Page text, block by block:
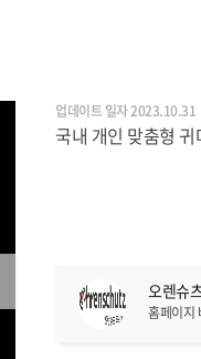
업데이트 일자 2023.10.31
국내 개인 맞춤형
오렌슈
홈페이지